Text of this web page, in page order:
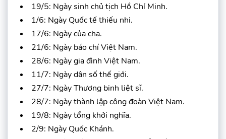
19/5: Ngày sinh chủ tịch Hồ Chí Minh.
1/6: Ngày Quốc tế thiếu nhi.
17/6: Ngày của cha.
21/6: Ngày báo chí Việt Nam.
28/6: Ngày gia đình Việt Nam.
11/7: Ngày dân số thế giới.
27/7: Ngày Thương binh liệt sĩ.
28/7: Ngày thành lập công đoàn Việt Nam.
19/8: Ngày tổng khởi nghĩa.
2/9: Ngày Quốc Khánh.